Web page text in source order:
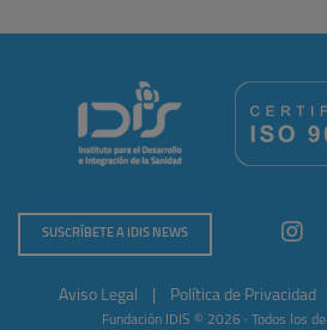
SUSCRÍBETE A IDIS NEWS
Aviso Legal Política de Privacidad
Fundación IDIS © 2026 · Todos los